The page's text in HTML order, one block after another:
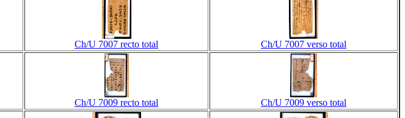
Ch/U 7007 recto total Ch/U 7007 verso total
Ch/U 7009 recto total Ch/U 7009 verso total